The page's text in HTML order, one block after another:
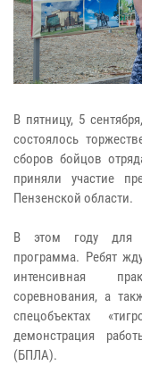
В пятницу, 5
состоялось
сборов бойцов
приняли участие
Пензенской области.
В этом году для
программа. Ребят
интенсивная
соревнования, а
спецобъектах
демонстрация
(БПЛА).